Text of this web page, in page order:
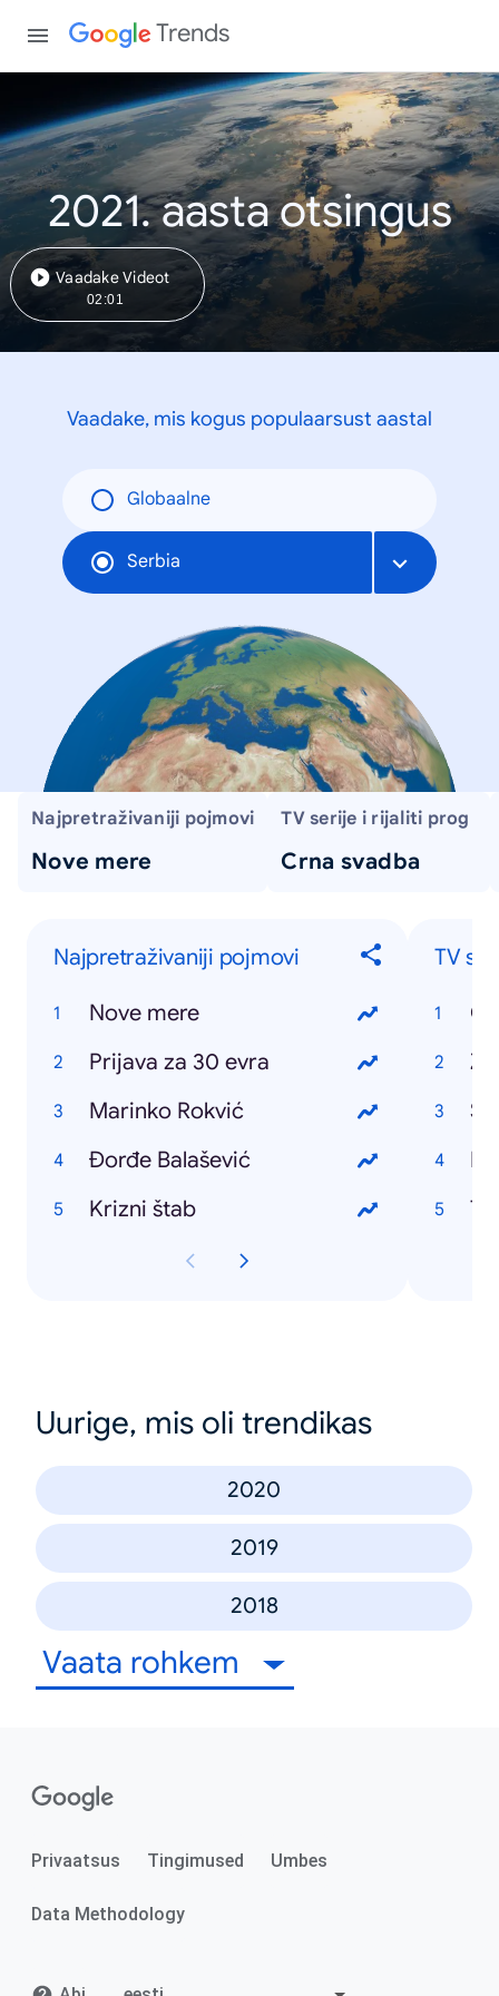
Trends
2021. aasta otsingus
Vaadake Videot
02:01
Vaadake, mis kogus populaarsust aastal
Globaalne
Serbia
Najpretraživaniji pojmovi
Nove mere
TV serije i rijaliti prog
Crna svadba
Najpretraživaniji pojmovi
Nove mere
Prijava za 30 evra
Marinko Rokvić
Đorđe Balašević
Krizni štab
TV
Uurige, mis oli trendikas
2020
2019
2018
Vaata rohkem
Privaatsus Tingimused Umbes
Data Methodology